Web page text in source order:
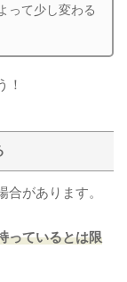
って少し変わる
！
合があります。
っているとは限